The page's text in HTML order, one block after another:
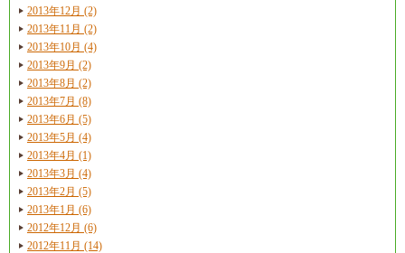
2013年12月 (2)
2013年11月 (2)
2013年10月 (4)
2013年9月 (2)
2013年8月 (2)
2013年7月 (8)
2013年6月 (5)
2013年5月 (4)
2013年4月 (1)
2013年3月 (4)
2013年2月 (5)
2013年1月 (6)
2012年12月 (6)
2012年11月 (14)